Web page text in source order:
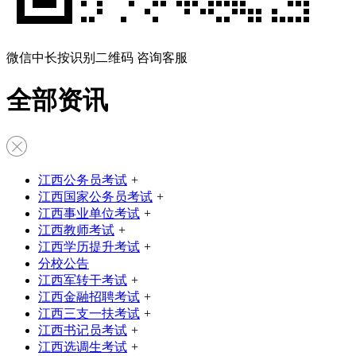
微信中长按识别二维码 咨询客服
全部资讯
江西公务员考试 +
江西国家公务员考试 +
江西事业单位考试 +
江西教师考试 +
江西学历提升考试 +
分校公告
江西军转干考试 +
江西金融招聘考试 +
江西三支一扶考试 +
江西书记员考试 +
江西选调生考试 +